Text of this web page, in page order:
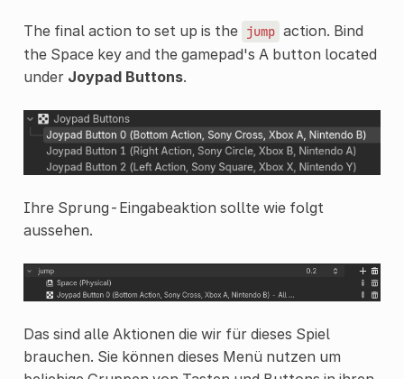
The final action to set up is the jump action. Bind
the Space key and the gamepad's A button located
under Joypad Buttons.
Ihre Sprung-Eingabeaktion sollte wie folgt
aussehen.
Das sind alle Aktionen die wir für dieses Spiel
brauchen. Sie können dieses Menü nutzen um